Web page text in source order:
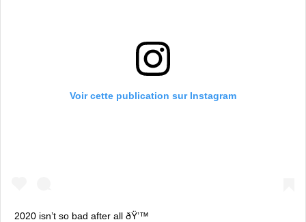
Voir cette publication sur Instagram
2020 isn’t so bad after all ðŸ’™